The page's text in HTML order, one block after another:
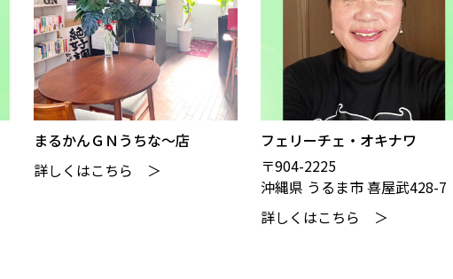
まるかんＧＮうちな～店
詳しくはこちら ＞
フェリーチェ・オキナワ
〒904-2225
沖縄県 うるま市 喜屋武428-7
詳しくはこちら ＞